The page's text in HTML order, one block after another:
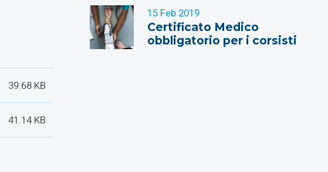
39.68 KB
41.14 KB
15 Feb 2019
Certificato Medico
obbligatorio per i corsisti